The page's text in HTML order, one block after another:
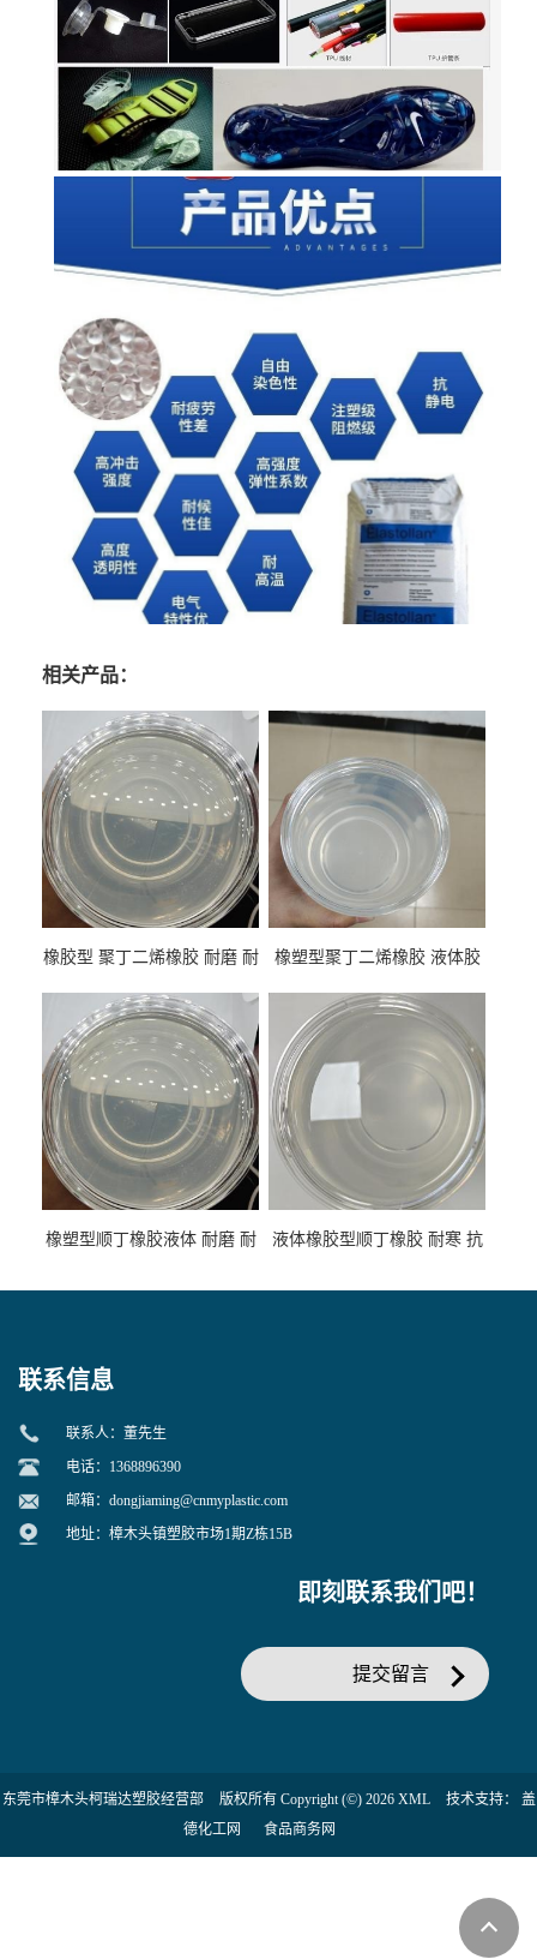
相关产品：
橡胶型 聚丁二烯橡胶 耐磨 耐
性
橡塑型聚丁二烯橡胶 液体胶
专用
橡塑型顺丁橡胶液体 耐磨 耐
液体橡胶型顺丁橡胶 耐寒 抗
联系信息
联系人：董先生
电话：1368896390
邮箱： dongjiaming@cnmyplastic.com
地址：樟木头镇塑胶市场1期Z栋15B
即刻联系我们吧！
提交留言
东莞市樟木头柯瑞达塑胶经营部 版权所有 Copyright (©) 2026 XML 技术支持： 盖
德化工网
食品商务网